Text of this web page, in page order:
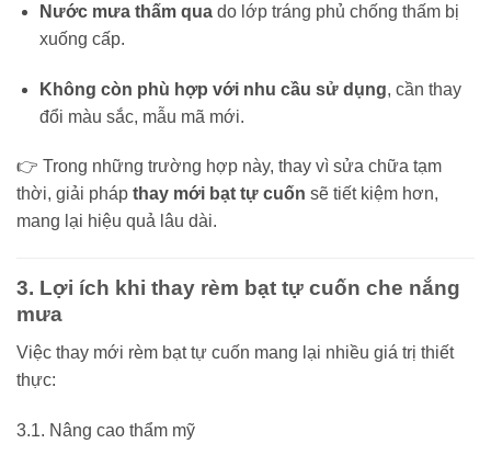
Nước mưa thấm quado lớp tráng phủ chống thấm bị
xuống cấp.
Không còn phù hợp với nhu cầu sử dụng, cần thay
đổi màu sắc, mẫu mã mới.
👉 Trong những trường hợp này, thay vì sửa chữa tạm
thời, giải pháp thay mới bạt tự cuốn sẽ tiết kiệm hơn,
mang lại hiệu quả lâu dài.
3. Lợi ích khi thay rèm bạt tự cuốn che nắng
mưa
Việc thay mới rèm bạt tự cuốn mang lại nhiều giá trị thiết
thực:
3.1. Nâng cao thẩm mỹ